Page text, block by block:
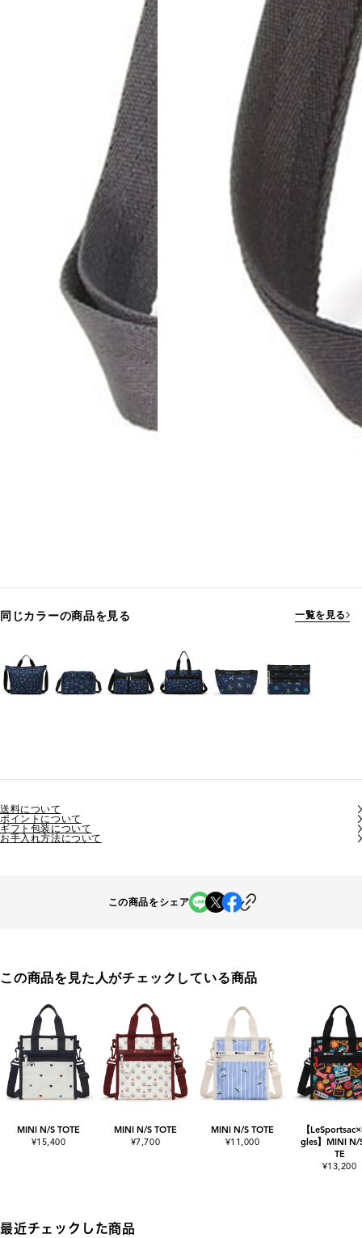
同じカラーの商品を見る 一覧を見る
送料について
ポイントについて
ギフト包装について
お手入れ方法について
この商品をシェア
この商品を見た人がチェックしている商品
MINI N/S TOTE
¥15,400
MINI N/S TOTE
¥7,700
MINI N/S TOTE
¥11,000
【
gles】MINI N/
TE
¥13,200
最近チェックした商品